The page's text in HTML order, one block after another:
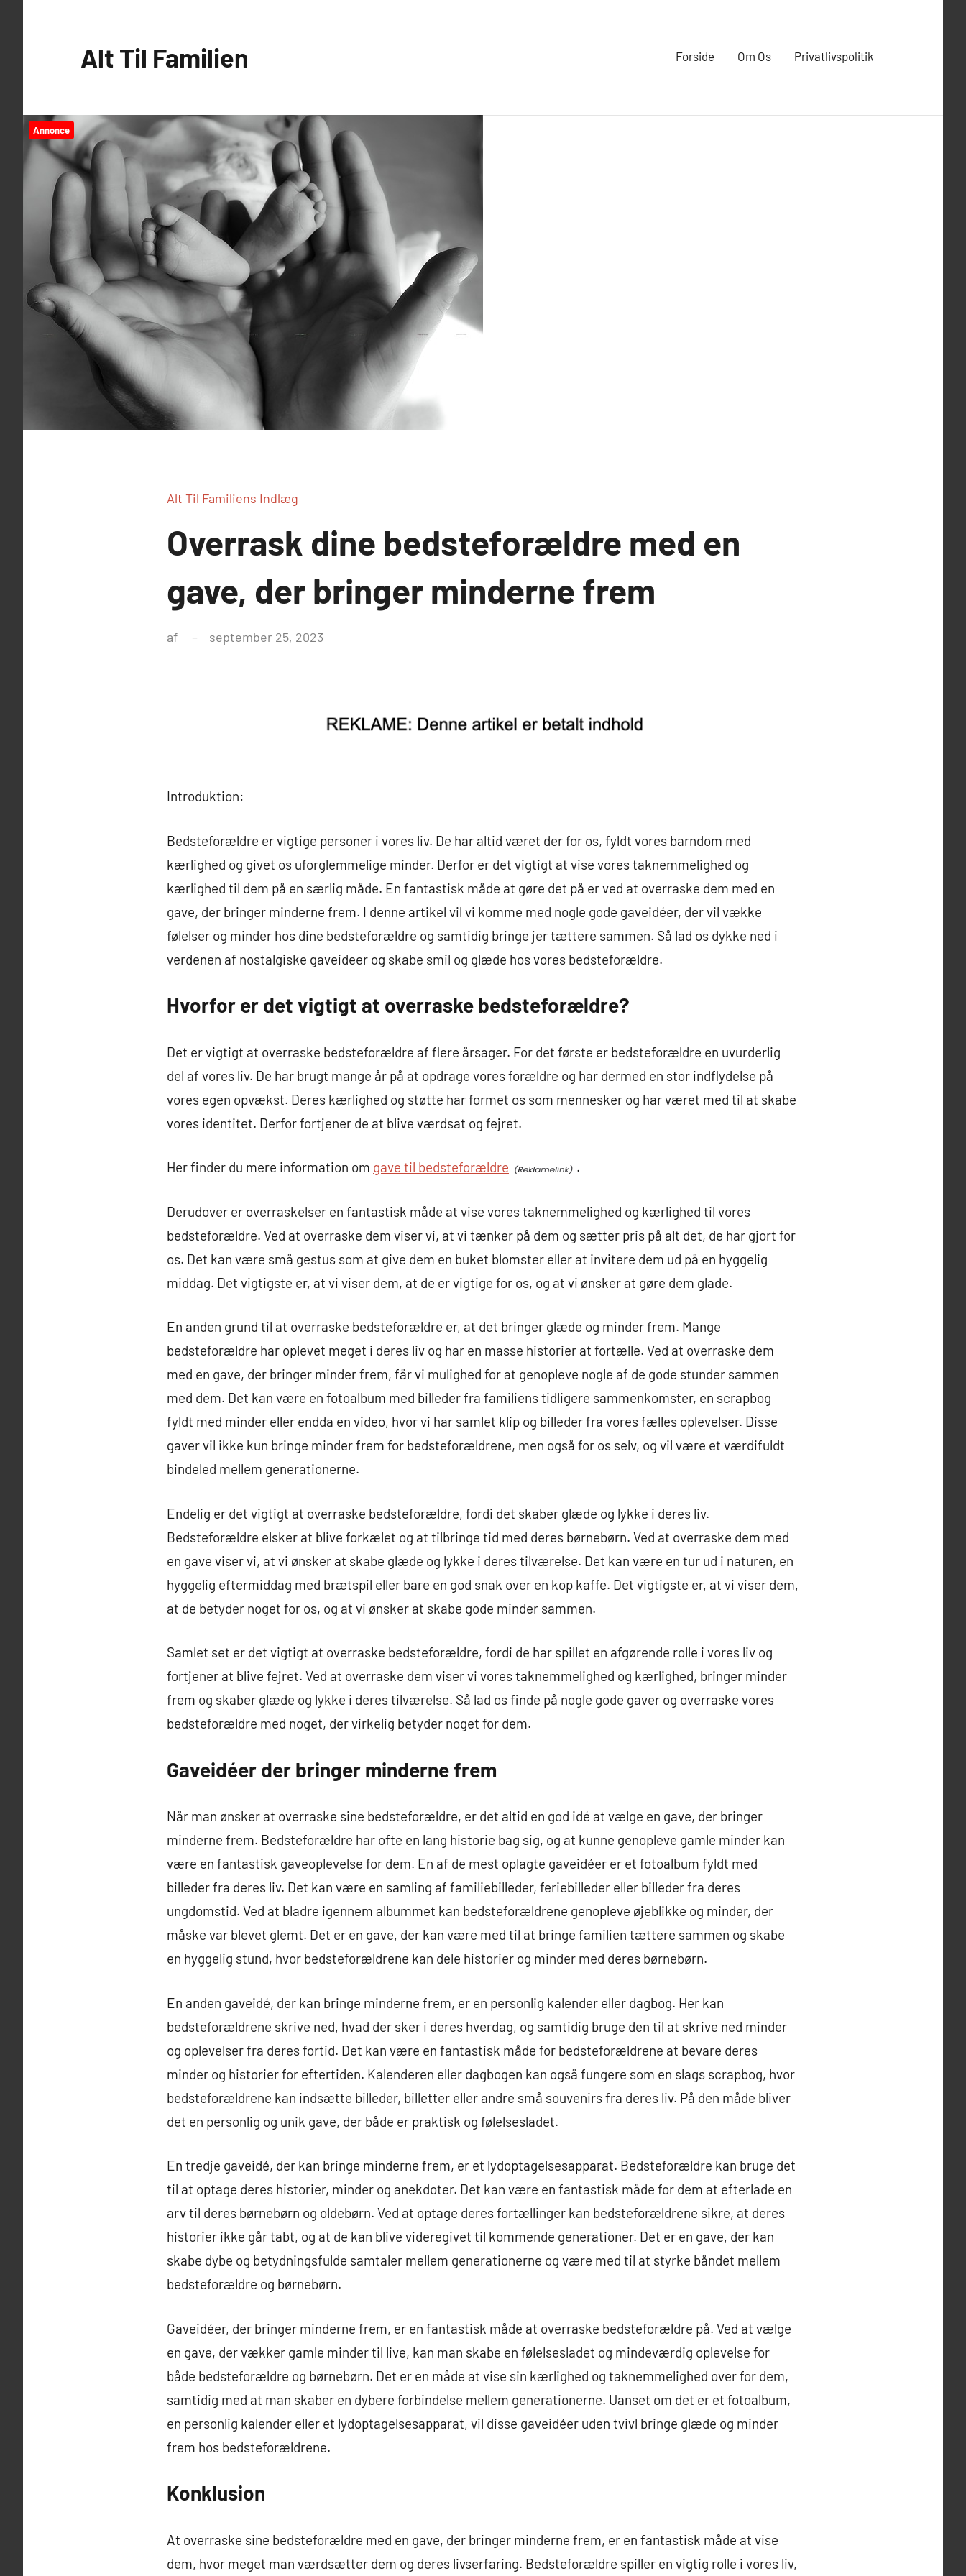
Alt Til Familien Forside Om Os Privatlivspolitik
Annonce
Alt Til Familiens Indlæg
Overrask dine bedsteforældre med en
gave, der bringer minderne frem
af september 25, 2023
Introduktion:
Bedsteforældre er vigtige personer i vores liv. De har altid været der for os, fyldt vores barndom med
kærlighed og givet os uforglemmelige minder. Derfor er det vigtigt at vise vores taknemmelighed og
kærlighed til dem på en særlig måde. En fantastisk måde at gøre det på er ved at overraske dem med en
gave, der bringer minderne frem. I denne artikel vil vi komme med nogle gode gaveidéer, der vil vække
følelser og minder hos dine bedsteforældre og samtidig bringe jer tættere sammen. Så lad os dykke ned i
verdenen af nostalgiske gaveideer og skabe smil og glæde hos vores bedsteforældre.
Hvorfor er det vigtigt at overraske bedsteforældre?
Det er vigtigt at overraske bedsteforældre af flere årsager. For det første er bedsteforældre en uvurderlig
del af vores liv. De har brugt mange år på at opdrage vores forældre og har dermed en stor indflydelse på
vores egen opvækst. Deres kærlighed og støtte har formet os som mennesker og har været med til at skabe
vores identitet. Derfor fortjener de at blive værdsat og fejret.
Her finder du mere information om gave til bedsteforældre .
Derudover er overraskelser en fantastisk måde at vise vores taknemmelighed og kærlighed til vores
bedsteforældre. Ved at overraske dem viser vi, at vi tænker på dem og sætter pris på alt det, de har gjort for
os. Det kan være små gestus som at give dem en buket blomster eller at invitere dem ud på en hyggelig
middag. Det vigtigste er, at vi viser dem, at de er vigtige for os, og at vi ønsker at gøre dem glade.
En anden grund til at overraske bedsteforældre er, at det bringer glæde og minder frem. Mange
bedsteforældre har oplevet meget i deres liv og har en masse historier at fortælle. Ved at overraske dem
med en gave, der bringer minder frem, får vi mulighed for at genopleve nogle af de gode stunder sammen
med dem. Det kan være en fotoalbum med billeder fra familiens tidligere sammenkomster, en scrapbog
fyldt med minder eller endda en video, hvor vi har samlet klip og billeder fra vores fælles oplevelser. Disse
gaver vil ikke kun bringe minder frem for bedsteforældrene, men også for os selv, og vil være et værdifuldt
bindeled mellem generationerne.
Endelig er det vigtigt at overraske bedsteforældre, fordi det skaber glæde og lykke i deres liv.
Bedsteforældre elsker at blive forkælet og at tilbringe tid med deres børnebørn. Ved at overraske dem med
en gave viser vi, at vi ønsker at skabe glæde og lykke i deres tilværelse. Det kan være en tur ud i naturen, en
hyggelig eftermiddag med brætspil eller bare en god snak over en kop kaffe. Det vigtigste er, at vi viser dem,
at de betyder noget for os, og at vi ønsker at skabe gode minder sammen.
Samlet set er det vigtigt at overraske bedsteforældre, fordi de har spillet en afgørende rolle i vores liv og
fortjener at blive fejret. Ved at overraske dem viser vi vores taknemmelighed og kærlighed, bringer minder
frem og skaber glæde og lykke i deres tilværelse. Så lad os finde på nogle gode gaver og overraske vores
bedsteforældre med noget, der virkelig betyder noget for dem.
Gaveidéer der bringer minderne frem
Når man ønsker at overraske sine bedsteforældre, er det altid en god idé at vælge en gave, der bringer
minderne frem. Bedsteforældre har ofte en lang historie bag sig, og at kunne genopleve gamle minder kan
være en fantastisk gaveoplevelse for dem. En af de mest oplagte gaveidéer er et fotoalbum fyldt med
billeder fra deres liv. Det kan være en samling af familiebilleder, feriebilleder eller billeder fra deres
ungdomstid. Ved at bladre igennem albummet kan bedsteforældrene genopleve øjeblikke og minder, der
måske var blevet glemt. Det er en gave, der kan være med til at bringe familien tættere sammen og skabe
en hyggelig stund, hvor bedsteforældrene kan dele historier og minder med deres børnebørn.
En anden gaveidé, der kan bringe minderne frem, er en personlig kalender eller dagbog. Her kan
bedsteforældrene skrive ned, hvad der sker i deres hverdag, og samtidig bruge den til at skrive ned minder
og oplevelser fra deres fortid. Det kan være en fantastisk måde for bedsteforældrene at bevare deres
minder og historier for eftertiden. Kalenderen eller dagbogen kan også fungere som en slags scrapbog, hvor
bedsteforældrene kan indsætte billeder, billetter eller andre små souvenirs fra deres liv. På den måde bliver
det en personlig og unik gave, der både er praktisk og følelsesladet.
En tredje gaveidé, der kan bringe minderne frem, er et lydoptagelsesapparat. Bedsteforældre kan bruge det
til at optage deres historier, minder og anekdoter. Det kan være en fantastisk måde for dem at efterlade en
arv til deres børnebørn og oldebørn. Ved at optage deres fortællinger kan bedsteforældrene sikre, at deres
historier ikke går tabt, og at de kan blive videregivet til kommende generationer. Det er en gave, der kan
skabe dybe og betydningsfulde samtaler mellem generationerne og være med til at styrke båndet mellem
bedsteforældre og børnebørn.
Gaveidéer, der bringer minderne frem, er en fantastisk måde at overraske bedsteforældre på. Ved at vælge
en gave, der vækker gamle minder til live, kan man skabe en følelsesladet og mindeværdig oplevelse for
både bedsteforældre og børnebørn. Det er en måde at vise sin kærlighed og taknemmelighed over for dem,
samtidig med at man skaber en dybere forbindelse mellem generationerne. Uanset om det er et fotoalbum,
en personlig kalender eller et lydoptagelsesapparat, vil disse gaveidéer uden tvivl bringe glæde og minder
frem hos bedsteforældrene.
Konklusion
At overraske sine bedsteforældre med en gave, der bringer minderne frem, er en fantastisk måde at vise
dem, hvor meget man værdsætter dem og deres livserfaring. Bedsteforældre spiller en vigtig rolle i vores liv,